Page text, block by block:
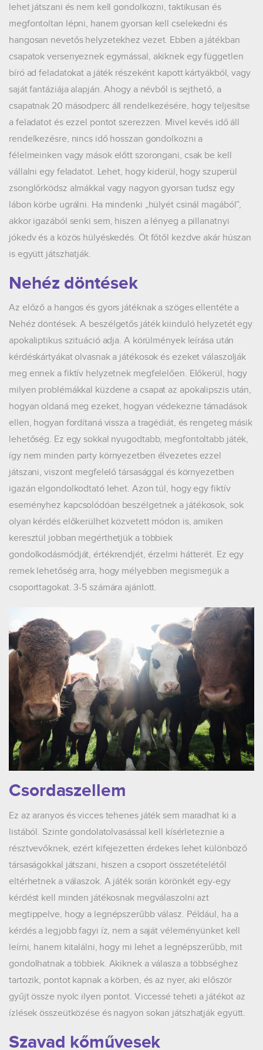
lehet játszani és nem kell gondolkozni, taktikusan és
megfontoltan lépni, hanem gyorsan kell cselekedni és
hangosan nevetős helyzetekhez vezet. Ebben a játékban
csapatok versenyeznek egymással, akiknek egy független
bíró ad feladatokat a játék részeként kapott kártyákból, vagy
saját fantáziája alapján. Ahogy a névből is sejthető, a
csapatnak 20 másodperc áll rendelkezésére, hogy teljesítse
a feladatot és ezzel pontot szerezzen. Mivel kevés idő áll
rendelkezésre, nincs idő hosszan gondolkozni a
félelmeinken vagy mások előtt szorongani, csak be kell
vállalni egy feladatot. Lehet, hogy kiderül, hogy szuperül
zsonglőrködsz almákkal vagy nagyon gyorsan tudsz egy
lábon körbe ugrálni. Ha mindenki „hülyét csinál magából”,
akkor igazából senki sem, hiszen a lényeg a pillanatnyi
jókedv és a közös hülyéskedés. Öt főtől kezdve akár húszan
is együtt játszhatják.
Nehéz döntések
Az előző a hangos és gyors játéknak a szöges ellentéte a
Nehéz döntések. A beszélgetős játék kiinduló helyzetét egy
apokaliptikus szituáció adja. A körülmények leírása után
kérdéskártyákat olvasnak a játékosok és ezeket válaszolják
meg ennek a fiktív helyzetnek megfelelően. Előkerül, hogy
milyen problémákkal küzdene a csapat az apokalipszis után,
hogyan oldaná meg ezeket, hogyan védekezne támadások
ellen, hogyan fordítaná vissza a tragédiát, és rengeteg másik
lehetőség. Ez egy sokkal nyugodtabb, megfontoltabb játék,
így nem minden party környezetben élvezetes ezzel
játszani, viszont megfelelő társasággal és környezetben
igazán elgondolkodtató lehet. Azon túl, hogy egy fiktív
eseményhez kapcsolódóan beszélgetnek a játékosok, sok
olyan kérdés előkerülhet közvetett módon is, amiken
keresztül jobban megérthetjük a többiek
gondolkodásmódját, értékrendjét, érzelmi hátterét. Ez egy
remek lehetőség arra, hogy mélyebben megismerjük a
csoporttagokat. 3-5 számára ajánlott.
Csordaszellem
Ez az aranyos és vicces tehenes játék sem maradhat ki a
listából. Szinte gondolatolvasással kell kísérleteznie a
résztvevőknek, ezért kifejezetten érdekes lehet különböző
társaságokkal játszani, hiszen a csoport összetételétől
eltérhetnek a válaszok. A játék során körönkét egy-egy
kérdést kell minden játékosnak megválaszolni azt
megtippelve, hogy a legnépszerűbb válasz. Például, ha a
kérdés a legjobb fagyi íz, nem a saját véleményünket kell
leírni, hanem kitalálni, hogy mi lehet a legnépszerűbb, mit
gondolhatnak a többiek. Akiknek a válasza a többséghez
tartozik, pontot kapnak a körben, és az nyer, aki először
gyűjt össze nyolc ilyen pontot. Viccessé teheti a játékot az
ízlések összeütközése és nagyon sokan játszhatják együtt.
Szavad kőművesek